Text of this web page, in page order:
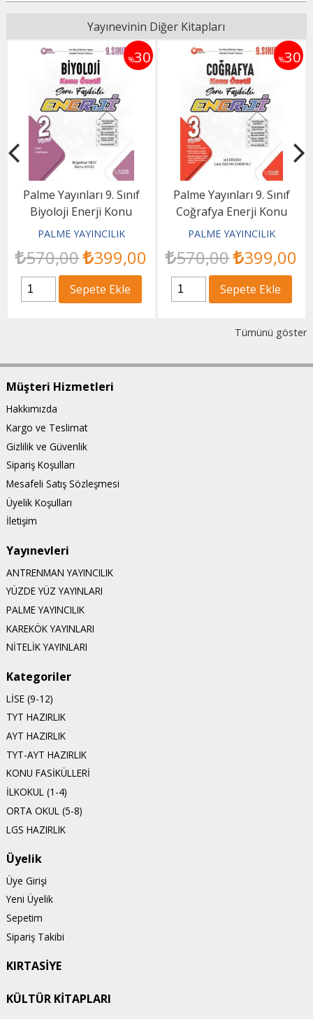
Yayınevinin Diğer Kitapları
%30
Palme Yayınları 9. Sınıf
Biyoloji Enerji Konu
Anlatımlı Soru Fasikülleri
PALME YAYINCILIK
570,00 399,00
Sepete Ekle
%30
Palme Yayınları 9. Sınıf
Coğrafya Enerji Konu
Özetli Soru Fasikülleri
PALME YAYINCILIK
570,00 399,00
Sepete Ekle
Tümünü göster
Müşteri Hizmetleri
Hakkımızda
Kargo ve Teslimat
Gizlilik ve Güvenlik
Sipariş Koşulları
Mesafeli Satış Sözleşmesi
Üyelik Koşulları
İletişim
Yayınevleri
ANTRENMAN YAYINCILIK
YÜZDE YÜZ YAYINLARI
PALME YAYINCILIK
KAREKÖK YAYINLARI
NİTELİK YAYINLARI
Kategoriler
LİSE (9-12)
TYT HAZIRLIK
AYT HAZIRLIK
TYT-AYT HAZIRLIK
KONU FASİKÜLLERİ
İLKOKUL (1-4)
ORTA OKUL (5-8)
LGS HAZIRLIK
Üyelik
Üye Girişi
Yeni Üyelik
Sepetim
Sipariş Takibi
KIRTASİYE
KÜLTÜR KİTAPLARI